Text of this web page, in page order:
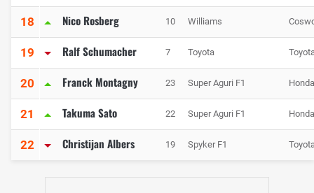
18 Nico Rosberg 10 Williams
19 Ralf Schumacher 7 Toyota
20 Franck Montagny 23 Super Aguri F1 Honda
21 Takuma Sato 22 Super Aguri F1 Honda
22 Christijan Albers 19 Spyker F1